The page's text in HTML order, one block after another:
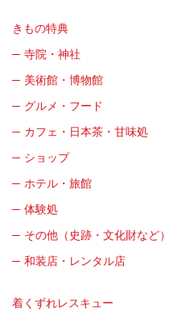
きもの特典
寺院・神社
美術館・博物館
グルメ・フード
カフェ・日本茶・甘味処
ショップ
ホテル・旅館
体験処
その他（史跡・文化財など）
和装店・レンタル店
着くずれレスキュー